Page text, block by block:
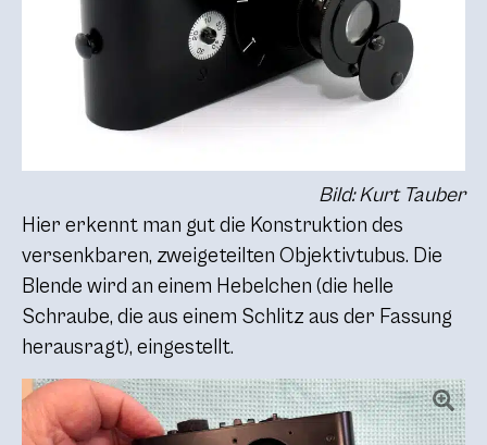
Bild: Kurt Tauber
Hier erkennt man gut die Konstruktion des
versenkbaren, zweigeteilten Objektivtubus. Die
Blende wird an einem Hebelchen (die helle
Schraube, die aus einem Schlitz aus der Fassung
herausragt), eingestellt.